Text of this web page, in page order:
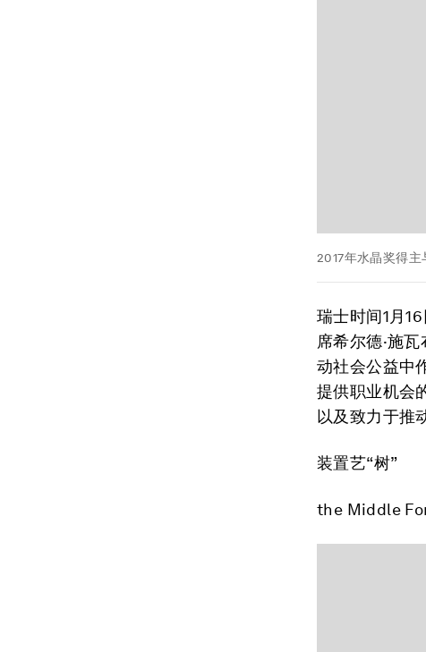
2017年水晶奖得主
瑞士时间1月
席希尔德·施
动社会公益中
提供职业机会
以及致力于推
装置艺“树”
the Middle